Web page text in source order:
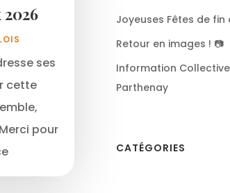
ses
cette
pour
Joyeuses Fêtes de fin
Retour en images ! 📷
Information Collective
Parthenay
CATÉGORIES